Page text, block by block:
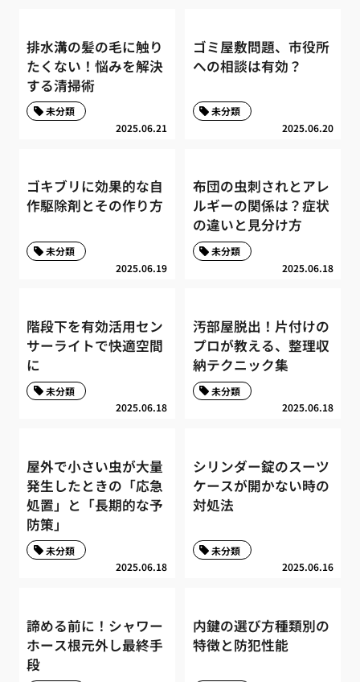
排水溝の髪の毛に触り
たくない！悩みを解決
する清掃術
2025.06.21
未分類
ゴミ屋敷問題、市役所
への相談は有効？
2025.06.20
未分類
ゴキブリに効果的な自
作駆除剤とその作り方
2025.06.19
未分類
布団の虫刺されとアレ
ルギーの関係は？症状
の違いと見分け方
2025.06.18
未分類
階段下を有効活用セン
サーライトで快適空間
に
2025.06.18
未分類
汚部屋脱出！片付けの
プロが教える、整理収
納テクニック集
2025.06.18
未分類
屋外で小さい虫が大量
発生したときの「応急
処置」と「長期的な予
防策」
2025.06.18
未分類
シリンダー錠のスーツ
ケースが開かない時の
対処法
2025.06.16
未分類
諦める前に！シャワー
ホース根元外し最終手
段
内鍵の選び方種類別の
特徴と防犯性能